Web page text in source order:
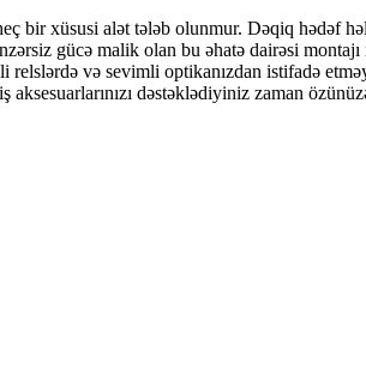
bir xüsusi alət tələb olunmur. Dəqiq hədəf
gücə malik olan bu əhatə dairəsi
və sevimli optikanızdan istifadə
dəstəklədiyiniz zaman